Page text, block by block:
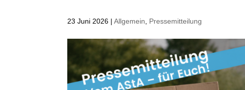
23 Juni 2026 |Allgemein Pressemitteilung